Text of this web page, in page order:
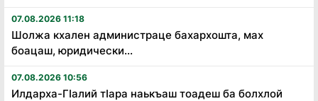
07.08.2026 11:18
Шолжа кхален администраце бахархошта, мах
боацаш, юридически...
07.08.2026 10:56
Илдарха-Гӏалий тӏара наькъаш тоадеш ба болхлой